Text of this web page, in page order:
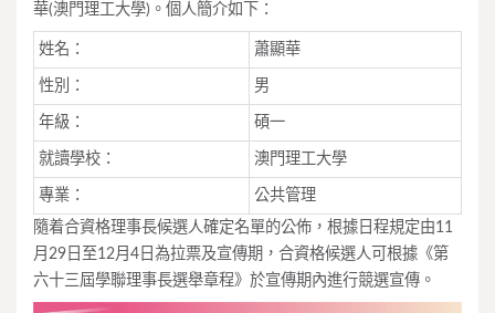
華(澳門理工大學)。個人簡介如下：
姓名： 蕭顯華
性別： 男
年級： 碩一
就讀學校： 澳門理工大學
專業：
公共管理
隨着合資格理事長候選人確定名單的公佈，根據日程規定由11
月29日至12月4日為拉票及宣傳期，合資格候選人可根據《第
六十三屆學聯理事長選舉章程》於宣傳期內進行競選宣傳。